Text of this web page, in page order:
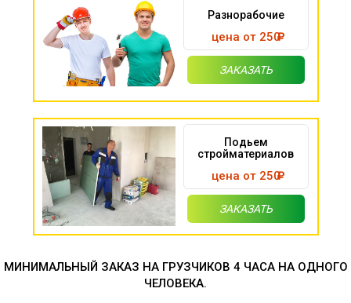
Разнорабочие
цена от 250
ЗАКАЗАТЬ
Подьем
стройматериалов
цена от 250
ЗАКАЗАТЬ
МИНИМАЛЬНЫЙ ЗАКАЗ НА ГРУЗЧИКОВ 4 ЧАСА НА ОДНОГО
ЧЕЛОВЕКА.